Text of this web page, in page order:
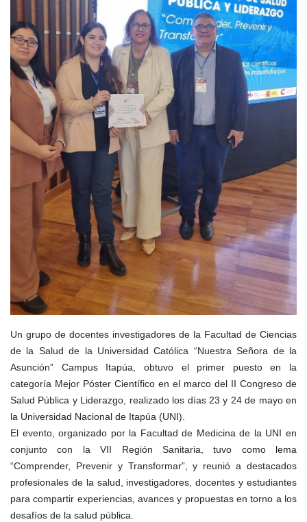
Un grupo de docentes investigadores de la Facultad de Ciencias
de la Salud de la Universidad Católica “Nuestra Señora de la
Asunción” Campus Itapúa, obtuvo el primer puesto en la
categoría Mejor Póster Científico en el marco del II Congreso de
Salud Pública y Liderazgo, realizado los días 23 y 24 de mayo en
la Universidad Nacional de Itapúa (UNI).
El evento, organizado por la Facultad de Medicina de la UNI en
conjunto con la VII Región Sanitaria, tuvo como lema
“Comprender, Prevenir y Transformar”, y reunió a destacados
profesionales de la salud, investigadores, docentes y estudiantes
para compartir experiencias, avances y propuestas en torno a los
desafíos de la salud pública.